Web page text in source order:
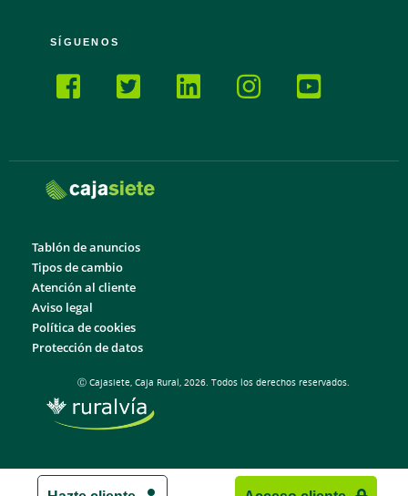
SÍGUENOS
Tablón de anuncios
Tipos de cambio
Atención al cliente
Aviso legal
Política de cookies
Protección de datos
Ⓒ Cajasiete, Caja Rural, 2026. Todos los derechos reservados.